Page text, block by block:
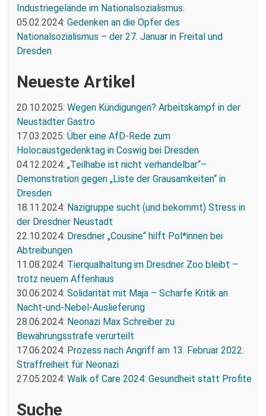
Industriegelände im Nationalsozialismus.
05.02.2024: Gedenken an die Opfer des
Nationalsozialismus – der 27. Januar in Freital und
Dresden
Neueste Artikel
20.10.2025: Wegen Kündigungen? Arbeitskampf in der
Neustädter Gastro
17.03.2025: Über eine AfD-Rede zum
Holocaustgedenktag in Coswig bei Dresden
04.12.2024: „Teilhabe ist nicht verhandelbar“–
Demonstration gegen „Liste der Grausamkeiten“ in
Dresden
18.11.2024: Nazigruppe sucht (und bekommt) Stress in
der Dresdner Neustadt
22.10.2024: Dresdner „Cousine“ hilft Pol*innen bei
Abtreibungen
11.08.2024: Tierqualhaltung im Dresdner Zoo bleibt –
trotz neuem Affenhaus
30.06.2024: Solidarität mit Maja – Scharfe Kritik an
Nacht-und-Nebel-Auslieferung
28.06.2024: Neonazi Max Schreiber zu
Bewährungsstrafe verurteilt
17.06.2024: Prozess nach Angriff am 13. Februar 2022:
Straffreiheit für Neonazi
27.05.2024: Walk of Care 2024: Gesundheit statt Profite
Suche